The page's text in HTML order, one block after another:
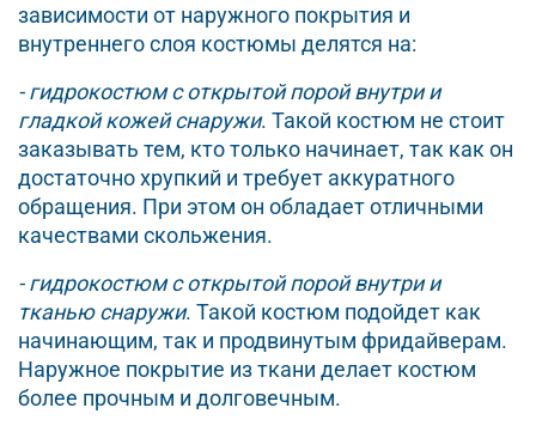
зависимости от наружного покрытия и
внутреннего слоя костюмы делятся на:
- гидрокостюм с открытой порой внутри и
гладкой кожей снаружи. Такой костюм не стоит
заказывать тем, кто только начинает, так как он
достаточно хрупкий и требует аккуратного
обращения. При этом он обладает отличными
качествами скольжения.
- гидрокостюм с открытой порой внутри и
тканью снаружи. Такой костюм подойдет как
начинающим, так и продвинутым фридайверам.
Наружное покрытие из ткани делает костюм
более прочным и долговечным.